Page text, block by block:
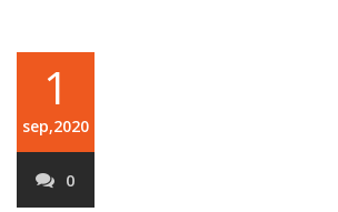
1
sep,2020
0